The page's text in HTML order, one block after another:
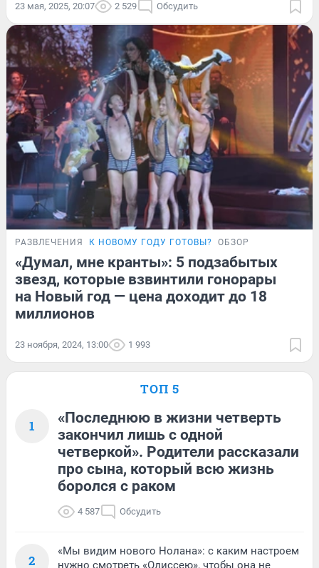
23 мая, 2025, 20:07 2 529 Обсудить
РАЗВЛЕЧЕНИЯ К НОВОМУ ГОДУ ГОТОВЫ? ОБЗОР
«Думал, мне кранты»: 5 подзабытых
звезд, которые взвинтили гонорары
на Новый год — цена доходит до 18
миллионов
23 ноября, 2024, 13:00 1 993
ТОП 5
1
«Последнюю в жизни четверть
закончил лишь с одной
четверкой». Родители рассказали
про сына, который всю жизнь
боролся с раком
4 587 Обсудить
2
«Мы видим нового Нолана»: с каким настроем
нужно смотреть «Одиссею», чтобы она не